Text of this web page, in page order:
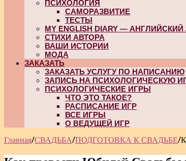
ПСИХОЛОГИЯ
САМОРАЗВИТИЕ
ТЕСТЫ
MY ENGLISH DIARY —
СТИХИ АВТОРА
ВАШИ ИСТОРИИ
МОДА
ЗАКАЗАТЬ
ЗАКАЗАТЬ УСЛУГУ ПО НАПИСАНИЮ
ЗАПИСЬ НА ПСИХОЛОГИЧЕСКУЮ
ПСИХОЛОГИЧЕСКИЕ ИГРЫ
ЧТО ЭТО ТАКОЕ?
РАСПИСАНИЕ ИГР
ВСЕ ИГРЫ
О ВЕДУЩЕЙ ИГР
Главная/СВАДЬБА/ПОДГОТОВКА К СВАДЬБЕ/